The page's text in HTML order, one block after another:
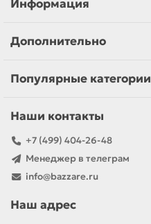
Информация
Дополнительно
Популярные категории
Наши контакты
+7 (499) 404-26-48
Менеджер в телеграм
info@bazzare.ru
Наш адрес